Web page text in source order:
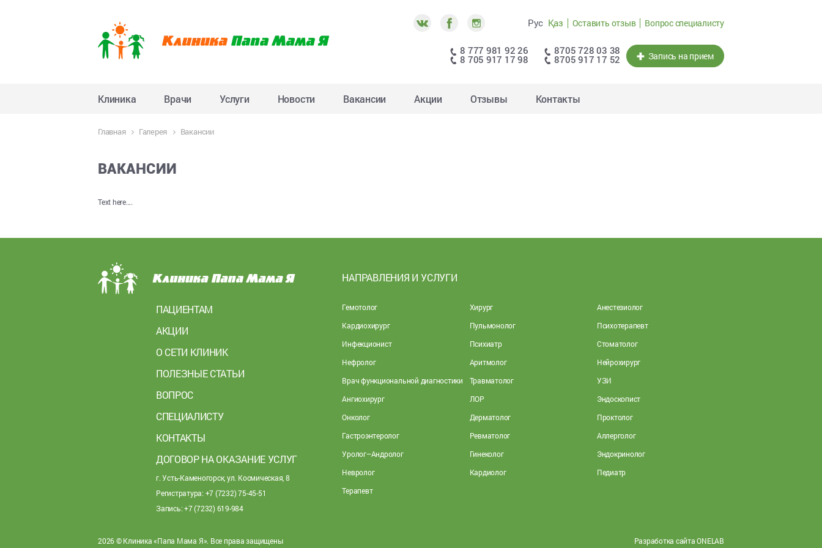
Рус Қаз Оставить отзыв Вопрос специалисту
8 777 981 92 26
8 705 917 17 98
8705 728 03 38
8705 917 17 52 Запись на прием
Клиника Врачи Услуги Новости Вакансии Акции Отзывы Контакты
Главная Галерея Вакансии
ВАКАНСИИ
Text here....
ПАЦИЕНТАМ
АКЦИИ
О СЕТИ КЛИНИК
ПОЛЕЗНЫЕ СТАТЬИ
ВОПРОС
СПЕЦИАЛИСТУ
КОНТАКТЫ
ДОГОВОР НА ОКАЗАНИЕ УСЛУГ
г. Усть-Каменогорск, ул. Космическая, 8
Регистратура: +7 (7232) 75-45-51
Запись: +7 (7232) 619-984
НАПРАВЛЕНИЯ И УСЛУГИ
Гемотолог Хирург
Анестезиолог
Кардиохирург
Пульмонолог
Психотерапевт
Инфекционист
Психиатр
Стоматолог
Нефролог
Аритмолог
Нейрохирург
Врач функциональной диагностики
Травматолог
УЗИ
Ангиохирург
ЛОР
Эндоскопист
Онколог
Дерматолог
Проктолог
Гастроэнтеролог
Ревматолог
Аллерголог
Уролог–Андролог
Гинеколог
Эндокринолог
Невролог
Кардиолог
Педиатр
Терапевт
2026 © Клиника «Папа Мама Я». Все права защищены Разработка сайта ONELAB